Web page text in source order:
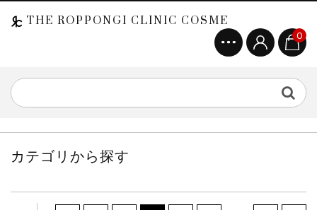
THE ROPPONGI CLINIC COSME
0
カテゴリから探す